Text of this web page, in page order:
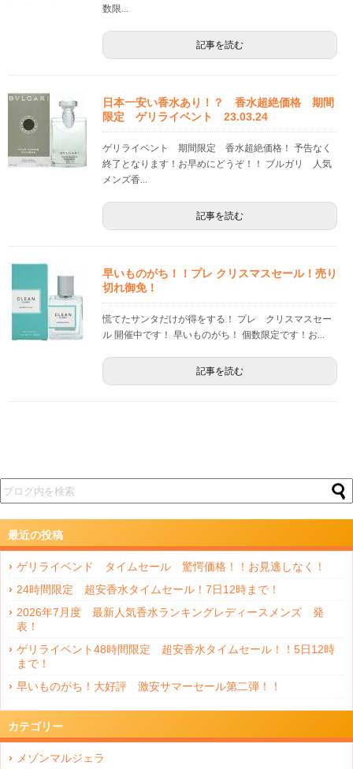
数限...
記事を読む
日本一安い香水あり！？ 香水超絶価格 期間
限定 ゲリライベント 23.03.24
ゲリライベント 期間限定 香水超絶価格！ 予告なく
終了となります！お早めにどうぞ！！ ブルガリ 人気
メンズ香...
記事を読む
早いものがち！！プレ クリスマスセール！売り
切れ御免！
慌てたサンタだけが得をする！ プレ クリスマスセー
ル 開催中です！ 早いものがち！ 個数限定です！お...
記事を読む
最近の投稿
ゲリライベンド タイムセール 驚愕価格！！お見逃しなく！
24時間限定 超安香水タイムセール！7日12時まで！
2026年7月度 最新人気香水ランキングレディースメンズ 発
表！
ゲリライベント48時間限定 超安香水タイムセール！！5日12時
まで！
早いものがち！大好評 激安サマーセール第二弾！！
カテゴリー
メゾンマルジェラ